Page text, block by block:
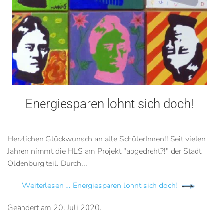
Energiesparen lohnt sich doch!
Herzlichen Glückwunsch an alle SchülerInnen!! Seit vielen
Jahren nimmt die HLS am Projekt "abgedreht?!" der Stadt
Oldenburg teil. Durch...
Weiterlesen … Energiesparen lohnt sich doch!
Geändert am 20. Juli 2020.